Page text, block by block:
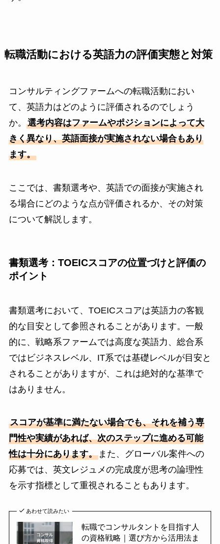
転職活動における英語力の評価実態と対策
コンサルティングファームへの転職活動におい
て、英語力はどのように評価されるのでしょう
か。 選考内容はファームやポジションによって大
きく異なり、英語面接が実施されない場合もあり
ます。
ここでは、書類選考や、英語での面接が実施され
る場合にどのような点が評価されるか、その対策
について解説します。
書類選考：TOEICスコアの位置づけと評価の
ポイント
書類選考において、TOEICスコアは英語力の客観
的な目安として参照されることがあります。一般
的に、戦略系ファームでは高度な英語力、総合系
ではビジネスレベル、IT系では基礎レベルが目安と
されることがありますが、これは絶対的な基準で
はありません。
スコアが基準に満たない場合でも、それを補う専
門性や実績があれば、次のステップに進める可能
性は十分にあります。また、グローバル案件への
応募では、英文レジュメの完成度が思考の論理性
を示す指標として重視されることもあります。
あわせて読みたい
転職でコンサルタントを目指す人
の資格戦略｜選び方から活用法ま